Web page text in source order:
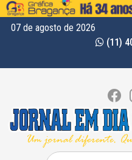
07 de agosto de 2026
(11)